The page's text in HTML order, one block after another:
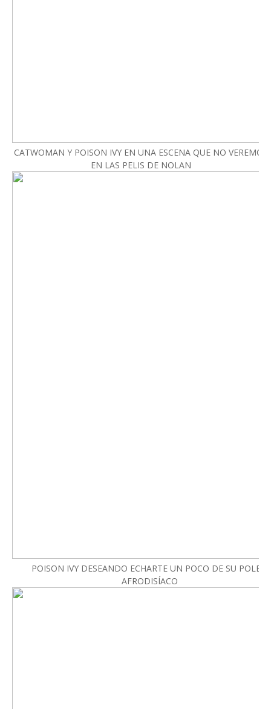
CATWOMAN Y POISON IVY EN UNA ESCENA QUE NO VEREMOS
EN LAS PELIS DE NOLAN
POISON IVY DESEANDO ECHARTE UN POCO DE SU POLEN
AFRODISÍACO